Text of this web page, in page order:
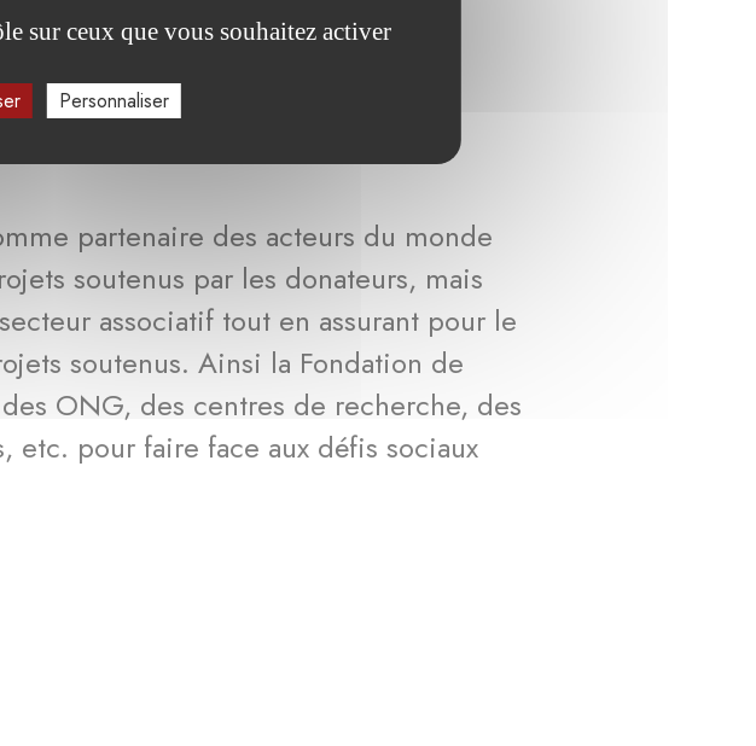
partenaire des acteurs du monde
soutenus par les donateurs, mais
associatif tout en assurant pour le
soutenus. Ainsi la Fondation de
ONG, des centres de recherche, des
etc. pour faire face aux défis sociaux
sur ceux que vous souhaitez activer
Personnaliser